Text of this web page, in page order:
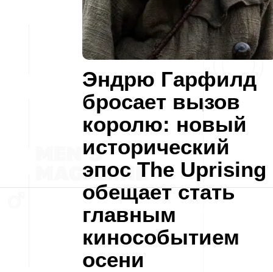
Эндрю Гарфилд
бросает вызов
королю: новый
исторический
эпос The Uprising
обещает стать
главным
кинособытием
осени